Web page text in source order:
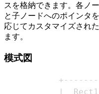
スを格納できます。各ノ
と子ノードへのポインタ
応じてカスタマイズされ
ます。
模式図